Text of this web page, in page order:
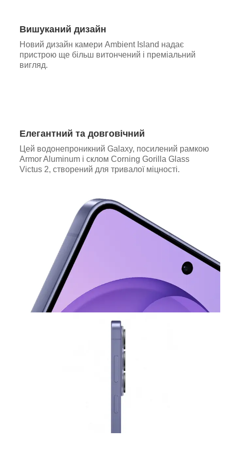
Вишуканий дизайн
Новий дизайн камери Ambient Island надає
пристрою ще більш витончений і преміальний
вигляд.
Елегантний та довговічний
Цей водонепроникний Galaxy, посилений рамкою
Armor Aluminum і склом Corning Gorilla Glass
Victus 2, створений для тривалої міцності.